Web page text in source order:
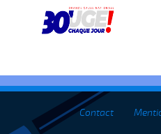
Contact